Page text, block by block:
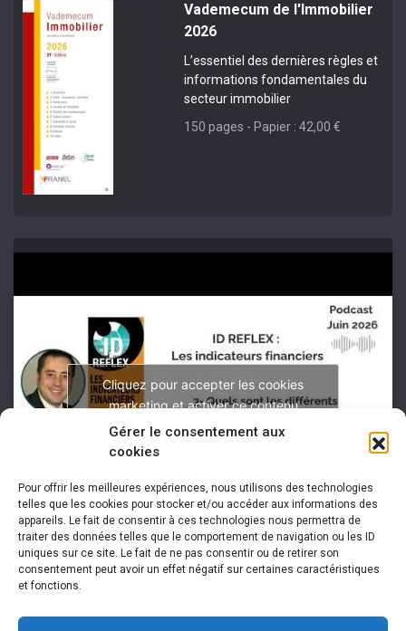
Gérer le consentement aux
cookies
Pour offrir les meilleures expériences, nous utilisons des technologies
telles que les cookies pour stocker et/ou accéder aux informations des
appareils. Le fait de consentir à ces technologies nous permettra de
traiter des données telles que le comportement de navigation ou les ID
uniques sur ce site. Le fait de ne pas consentir ou de retirer son
consentement peut avoir un effet négatif sur certaines caractéristiques
et fonctions.
Vademecum de l'Immobilier
2026
L’essentiel des dernières règles et
informations fondamentales du
secteur immobilier
150 pages - Papier : 42,00 €
Cliquez pour accepter les cookies
marketing et activer ce contenu